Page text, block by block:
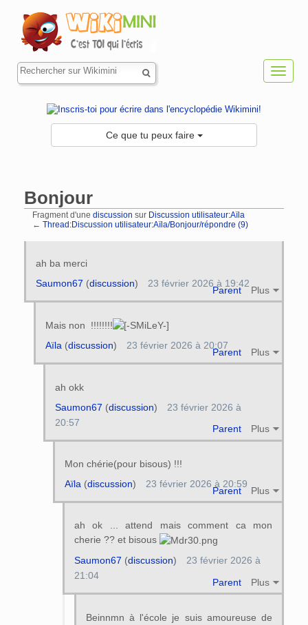
Ce que tu peux faire
Bonjour
Fragment d'une discussion sur Discussion utilisateur:Aïla
← Thread:Discussion utilisateur:Aïla/Bonjour/répondre (9)
ah ba merci
Parent Plus
Saumon67 (discussion) 23 février 2026 à 19:42
Mais non !!!!!!!!
Parent Plus
Aïla(discussion) 23 février 2026 à 20:07
ah okk
Parent Plus
Saumon67 (discussion)
23 février 2026 à
20:57
Mon chérie(pour bisous) !!!
Parent Plus
Aïla (discussion) 23 février 2026 à 20:59
ah ok ... attend mais comment ca mon
cherie ?? et bisous
Parent Plus
Saumon67 (discussion)
23 février 2026 à
21:04
Beinnmn à l'école je suis amoureuse de